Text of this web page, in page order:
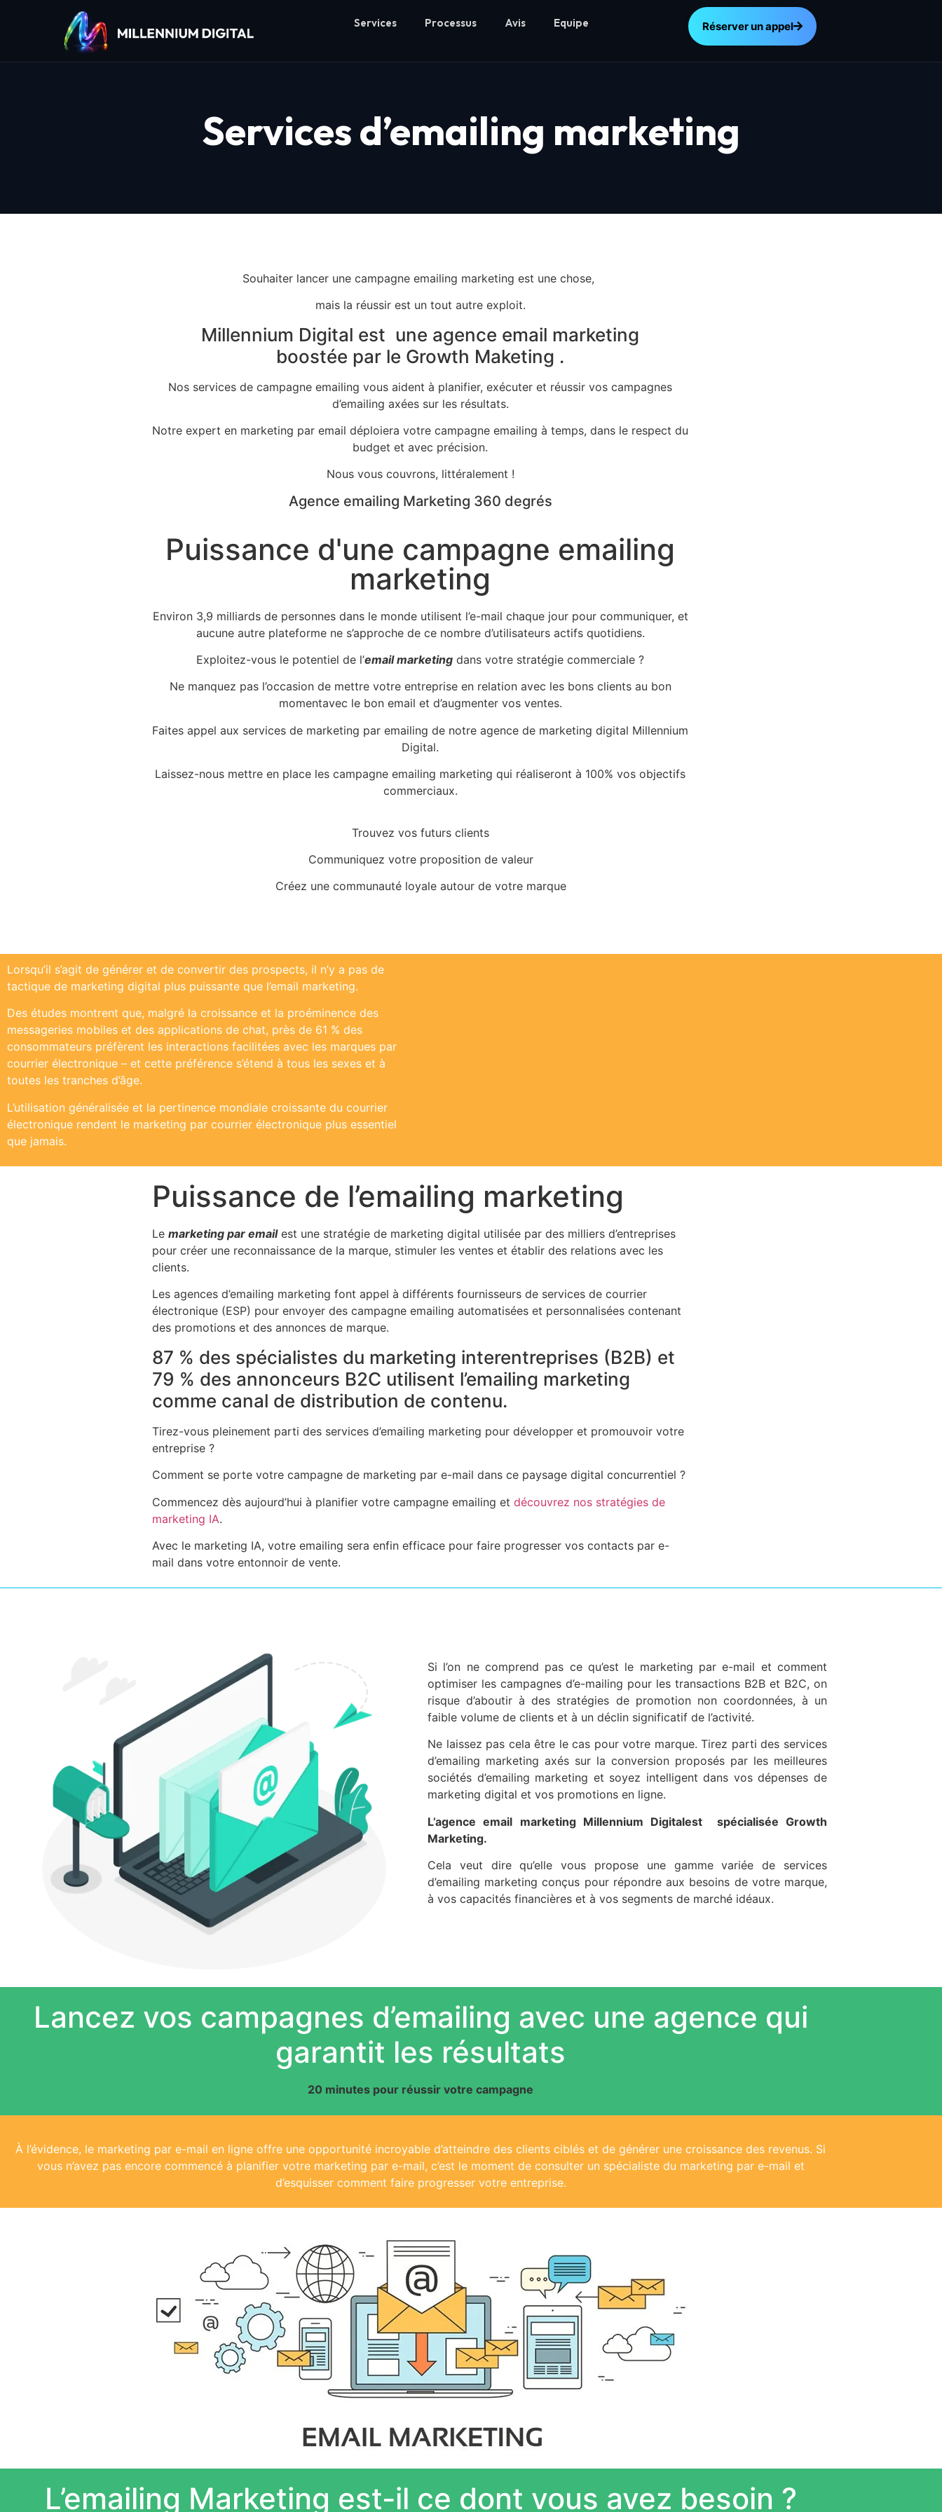
Services Processus Avis Equipe Réserver un appel
Services d’emailing marketing
Souhaiter lancer une campagne emailing marketing est une chose,
mais la réussir est un tout autre exploit.
Millennium Digital est une agence email marketing
boostée par le Growth Maketing .
Nos services de campagne emailing vous aident à planifier, exécuter et réussir vos campagnes
d’emailing axées sur les résultats.
Notre expert en marketing par email déploiera votre campagne emailing à temps, dans le respect du
budget et avec précision.
Nous vous couvrons, littéralement !
Agence emailing Marketing 360 degrés
Puissance d'une campagne emailing
marketing
Environ 3,9 milliards de personnes dans le monde utilisent l’e-mail chaque jour pour communiquer, et
aucune autre plateforme ne s’approche de ce nombre d’utilisateurs actifs quotidiens.
Exploitez-vous le potentiel de l’email marketing dans votre stratégie commerciale ?
Ne manquez pas l’occasion de mettre votre entreprise en relation avec les bons clients au bon
momentavec le bon email et d’augmenter vos ventes.
Faites appel aux services de marketing par emailing de notre agence de marketing digital Millennium
Digital.
Laissez-nous mettre en place lescampagne emailing marketingqui réaliseront à 100% vos objectifs
commerciaux.
Trouvez vos futurs clients
Communiquez votre proposition de valeur
Créez une communauté loyale autour de votre marque
Lorsqu’il s’agit de générer et de convertir des prospects, il n’y a pas de
tactique de marketing digital plus puissante que l’email marketing.
Des études montrent que, malgré la croissance et la proéminence des
messageries mobiles et des applications de chat, près de 61 % des
consommateurs préfèrent les interactions facilitées avec les marques par
courrier électronique – et cette préférence s’étend à tous les sexes et à
toutes les tranches d’âge.
L’utilisation généralisée et la pertinence mondiale croissante du courrier
électronique rendent le marketing par courrier électronique plus essentiel
que jamais.
Puissance de l’emailing marketing
Le marketing par email est une stratégie de marketing digital utilisée par des milliers d’entreprises
pour créer une reconnaissance de la marque, stimuler les ventes et établir des relations avec les
clients.
Les agences d’emailing marketing font appel à différents fournisseurs de services de courrier
électronique (ESP) pour envoyer des campagne emailing automatisées et personnalisées contenant
des promotions et des annonces de marque.
87 % des spécialistes du marketing interentreprises (B2B) et
79 % des annonceurs B2C utilisent l’emailing marketing
comme canal de distribution de contenu.
Tirez-vous pleinement parti des services d’emailing marketing pour développer et promouvoir votre
entreprise ?
Comment se porte votre campagne de marketing par e-mail dans ce paysage digital concurrentiel ?
Commencez dès aujourd’hui à planifier votre campagne emailing et découvrez nos stratégies de
marketing IA.
Avec le marketing IA, votre emailing sera enfin efficace pour faire progresser vos contacts par e-
mail dans votre entonnoir de vente.
Si l’on ne comprend pas ce qu’est le marketing par e-mail et comment
optimiser les campagnes d’e-mailing pour les transactions B2B et B2C, on
risque d’aboutir à des stratégies de promotion non coordonnées, à un
faible volume de clients et à un déclin significatif de l’activité.
Ne laissez pas cela être le cas pour votre marque. Tirez parti des services
d’emailing marketing axés sur la conversion proposés par les meilleures
sociétés d’emailing marketing et soyez intelligent dans vos dépenses de
marketing digital et vos promotions en ligne.
L’agence email marketing Millennium Digitalest spécialisée Growth
Marketing.
Cela veut dire qu’elle vous propose une gamme variée de services
d’emailing marketing conçus pour répondre aux besoins de votre marque,
à vos capacités financières et à vos segments de marché idéaux.
Lancez vos campagnes d’emailing avec une agence qui
garantit les résultats
20 minutes pour réussir votre campagne
À l’évidence, le marketing par e-mail en ligne offre une opportunité incroyable d’atteindre des clients ciblés et de générer une croissance des revenus. Si
vous n’avez pas encore commencé à planifier votre marketing par e-mail, c’est le moment de consulter un spécialiste du marketing par e-mail et
d’esquisser comment faire progresser votre entreprise.
L’emailing Marketing est-il ce dont vous avez besoin ?